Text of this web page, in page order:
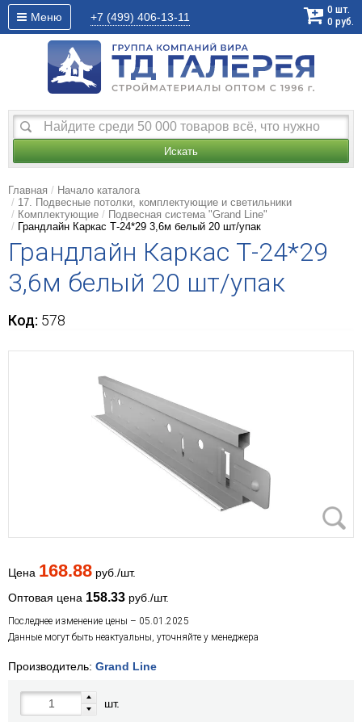
Меню +7 (499) 406-13-11
0 шт.
0 руб.
Искать
Главная
Начало каталога
17. Подвесные потолки, комплектующие и светильники
Комплектующие
Подвесная система "Grand Line"
Грандлайн Каркас Т-24*29 3,6м белый 20 шт/упак
Грандлайн Каркас Т-24*29
3,6м белый 20 шт/упак
Код: 578
Цена 168.88 руб./шт.
Оптовая цена 158.33 руб./шт.
Последнее изменение цены – 05.01.2025
Данные могут быть неактуальны, уточняйте у менеджера
Производитель: Grand Line
шт.